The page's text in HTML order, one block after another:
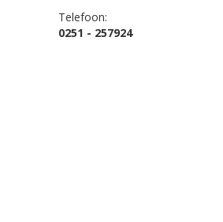
Telefoon:
0251 - 257924